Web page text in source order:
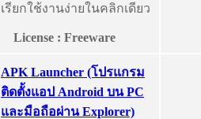
เรียกใช้งานง่ายในคลิกเดียว
License : Freeware
APK Launcher (โปรแกรม
ติดตั้งแอป Android บน PC
และมือถือผ่าน Explorer)